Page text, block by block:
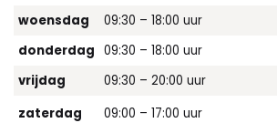
woensdag
09:30 – 18:00 uur
donderdag 09:30 – 18:00 uur
vrijdag
09:30 – 20:00 uur
zaterdag
09:00 – 17:00 uur